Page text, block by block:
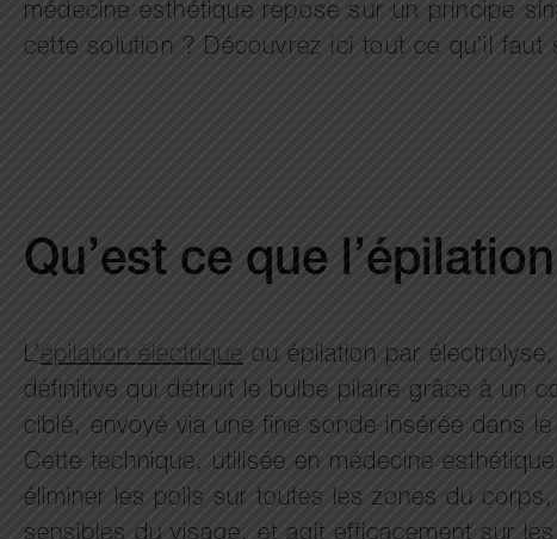
médecine esthétique repose sur un principe
cette solution ? Découvrez ici tout ce qu’il
Qu’est ce que
L’épilation électrique ou épilation par
définitive qui détruit le bulbe pilaire grâce à un
ciblé, envoyé via une fine sonde insérée dans le
Cette technique, utilisée en médecine
éliminer les poils sur toutes les zones du